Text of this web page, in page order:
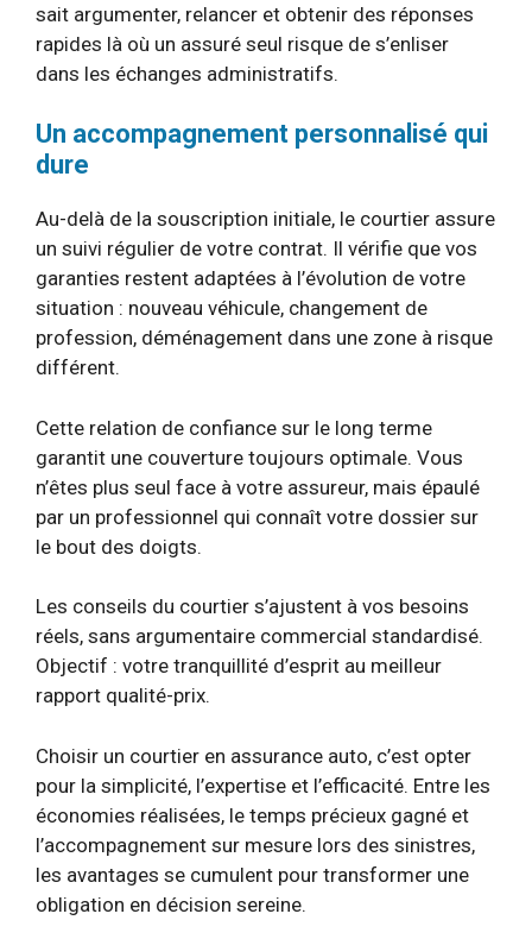
sait argumenter, relancer et obtenir des réponses
rapides là où un assuré seul risque de s’enliser
dans les échanges administratifs.
Un accompagnement personnalisé qui
dure
Au-delà de la souscription initiale, le courtier assure
un suivi régulier de votre contrat. Il vérifie que vos
garanties restent adaptées à l’évolution de votre
situation : nouveau véhicule, changement de
profession, déménagement dans une zone à risque
différent.
Cette relation de confiance sur le long terme
garantit une couverture toujours optimale. Vous
n’êtes plus seul face à votre assureur, mais épaulé
par un professionnel qui connaît votre dossier sur
le bout des doigts.
Les conseils du courtier s’ajustent à vos besoins
réels, sans argumentaire commercial standardisé.
Objectif : votre tranquillité d’esprit au meilleur
rapport qualité-prix.
Choisir un courtier en assurance auto, c’est opter
pour la simplicité, l’expertise et l’efficacité. Entre les
économies réalisées, le temps précieux gagné et
l’accompagnement sur mesure lors des sinistres,
les avantages se cumulent pour transformer une
obligation en décision sereine.